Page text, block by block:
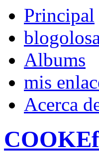
Principal
Albums
mis
Acerca